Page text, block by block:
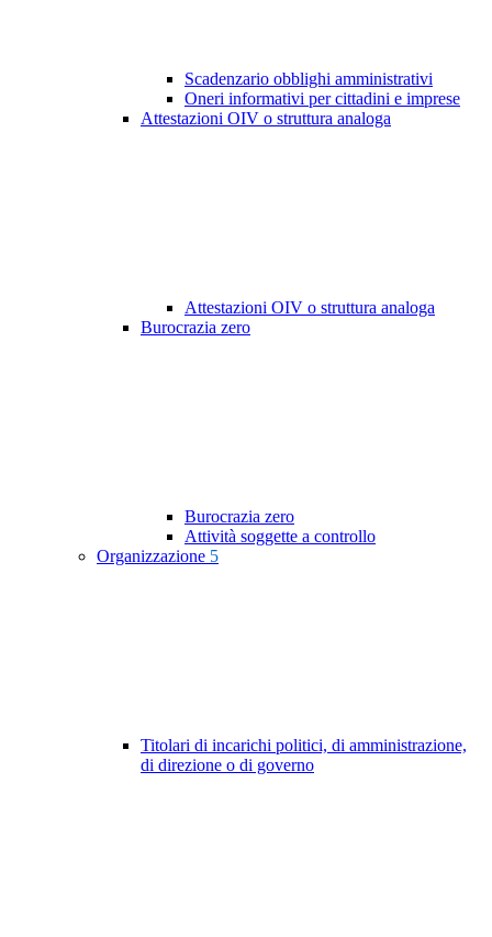
Scadenzario obblighi amministrativi
Oneri informativi per cittadini e imprese
Attestazioni OIV o struttura analoga
Attestazioni OIV o struttura analoga
Burocrazia zero
Burocrazia zero
Attività soggette a controllo
Organizzazione 5
Titolari di incarichi politici, di amministrazione,
di direzione o di governo